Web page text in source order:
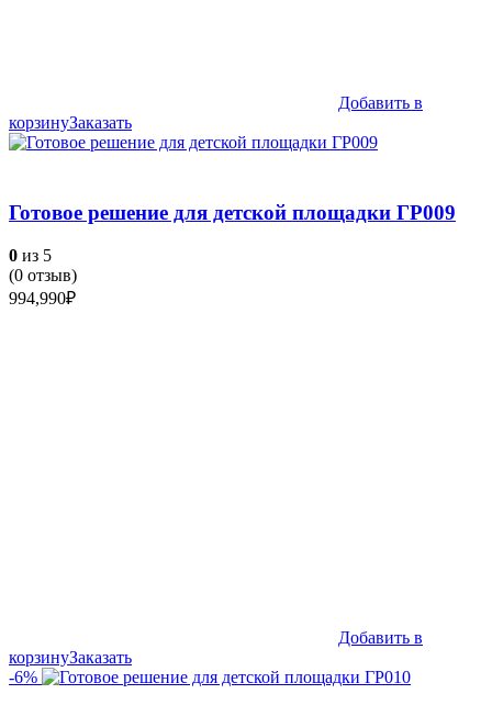
Добавить в
корзинуЗаказать
Готовое решение для детской площадки ГР009
0 из 5
(0 отзыв)
994,990₽
Добавить в
корзинуЗаказать
-6%